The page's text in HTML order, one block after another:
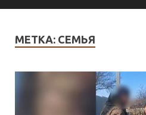
МЕТКА: СЕМЬЯ